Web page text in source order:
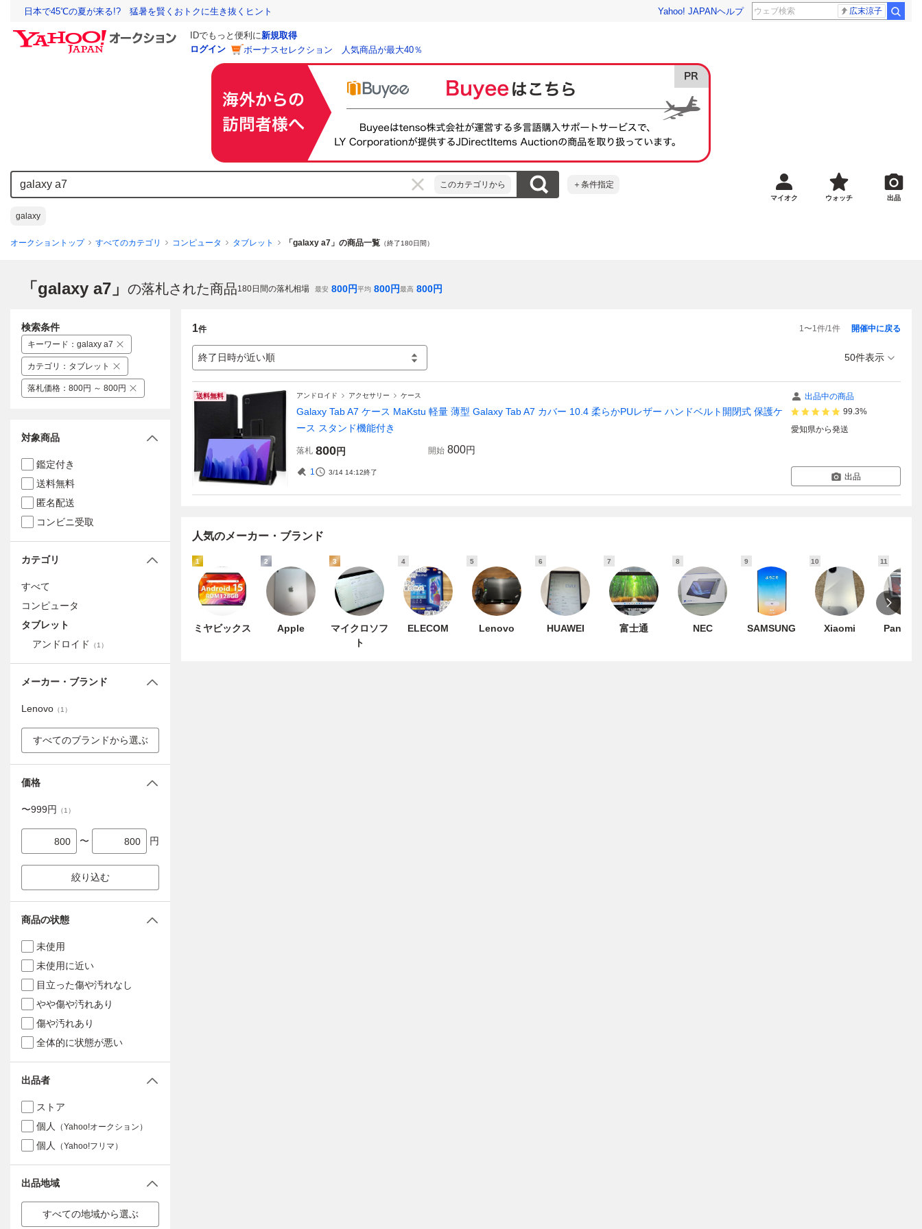
日本で45℃の夏が来る!? 猛暑を賢くおトクに生き抜くヒント Yahoo! JAPANヘルプ 広末涼子
IDでもっと便利に新規取得
ログイン
ボーナスセレクション 人気商品が最大40％
このカテゴリから ＋条件指定
galaxy
マイオク ウォッチ 出品
オークショントップ すべてのカテゴリ コンピュータ タブレット 「galaxy a7」の商品一覧 （終了180日間）
「galaxy a7」 の落札された商品180日間の落札相場 最安 800円平均 800円最高 800円
1件 1〜1件/1件
終了日時が近い順
開催中に戻る
50件表示
送料無料 アンドロイド アクセサリー ケース
Galaxy Tab A7 ケース MaKstu 軽量 薄型 Galaxy Tab A7 カバー 10.4 柔らかPUレザー ハンドベルト開閉式 保護ケ
ース スタンド機能付き
落札 800円 開始 800円
1 3/14 14:12終了
出品中の商品
99.3%
愛知県から発送
出品
人気のメーカー・ブランド
1
ミヤビックス
2
Apple
3
マイクロソフ
ト
4
ELECOM
5
Lenovo
6
HUAWEI
7
富士通
8
NEC
9
SAMSUNG
10
Xiaomi
11
検索条件
キーワード ： galaxy a7
カテゴリ ： タブレット
落札価格 ： 800円 ～ 800円
対象商品
鑑定付き
送料無料
匿名配送
コンビニ受取
カテゴリ
すべて
コンピュータ
タブレット
アンドロイド
（1 ）
メーカー・ブランド
Lenovo （1 ）
すべてのブランドから選ぶ
価格
〜999円 （1 ）
〜 円
絞り込む
商品の状態
未使用
未使用に近い
目立った傷や汚れなし
やや傷や汚れあり
傷や汚れあり
全体的に状態が悪い
出品者
ストア
個人
（Yahoo!オークション）
個人 （Yahoo!フリマ）
出品地域
すべての地域から選ぶ